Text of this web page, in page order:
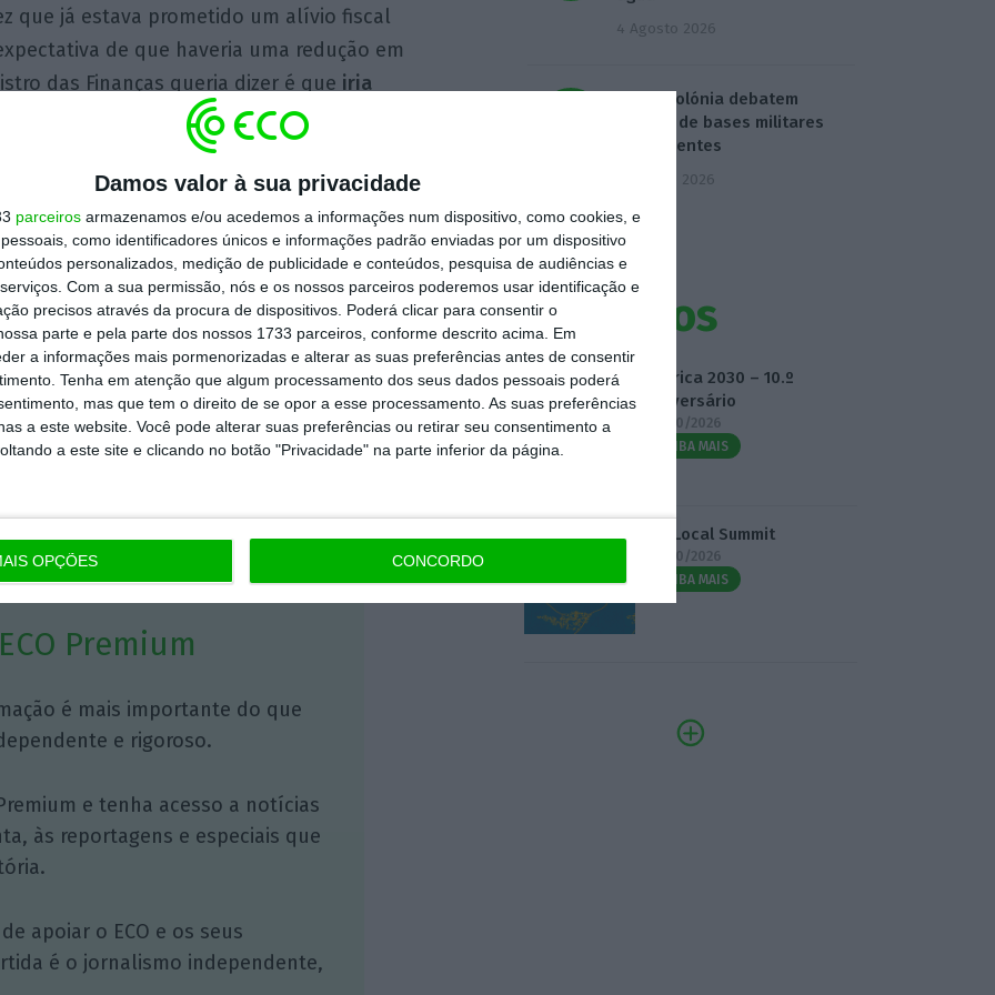
Damos valor à sua privacidade
parceiros armazenamos e/ou acedemos a informações num dispositivo, como cookies, e
como identificadores únicos e informações padrão enviadas por um dispositivo
personalizados, medição de publicidade e conteúdos, pesquisa de audiências e
Com a sua permissão, nós e os nossos parceiros poderemos usar identificação e
precisos através da procura de dispositivos. Poderá clicar para consentir o
parte e pela parte dos nossos 1733 parceiros, conforme descrito acima. Em
a informações mais pormenorizadas e alterar as suas preferências antes de consentir
Tenha em atenção que algum processamento dos seus dados pessoais poderá
mas que tem o direito de se opor a esse processamento. As suas preferências
a este website. Você pode alterar suas preferências ou retirar seu consentimento a
a este site e clicando no botão "Privacidade" na parte inferior da página.
OPÇÕES CONCORDO
que já estava prometido um alívio fiscal
de que haveria uma redução em
das Finanças queria dizer é que iria
que a sobretaxa de IRS desaparecesse
criticou.
anunciar uma coisa que parece o que não
sobretaxa. “O ministro das Finanças
em 2018 ia haver novidade para essas
não há nenhumas, é uma habilidadezinha
“que haja condições” para que o Governo
à sobretaxa.
Premium
é mais importante do que
e rigoroso.
e tenha acesso a notícias
às reportagens e especiais que
apoiar o ECO e os seus
é o jornalismo independente,
4 Agosto 2026
EUA e Polónia debatem
criação de bases militares
permanentes
5 Agosto 2026
Eventos
Fábrica 2030 – 10.º
Aniversário
14/10/2026
SAIBA MAIS
3.º Local Summit
07/10/2026
SAIBA MAIS